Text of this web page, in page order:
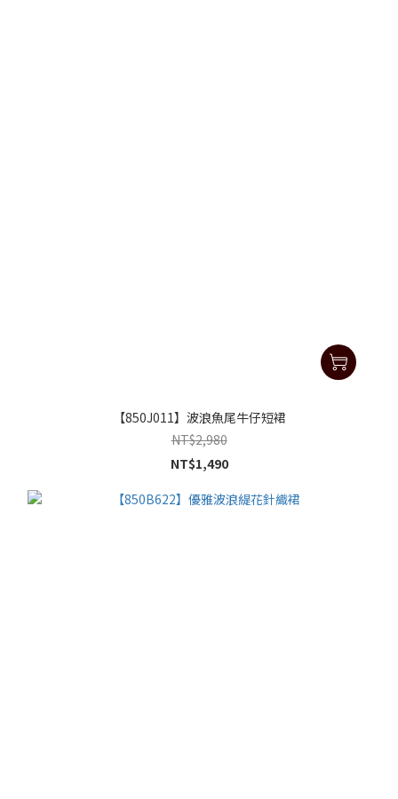
【850J011】波浪魚尾牛仔短裙
NT$2,980
NT$1,490